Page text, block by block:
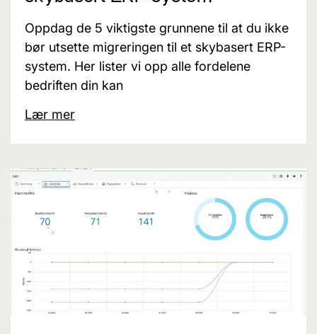
Oppdag de 5 viktigste grunnene til at du ikke
bør utsette migreringen til et skybasert ERP-
system. Her lister vi opp alle fordelene
bedriften din kan
Lær mer